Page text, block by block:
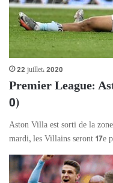
22 juillet، 2020
Premier League:
0)
Aston Villa est sorti de la
mardi, les Villains seront 17e